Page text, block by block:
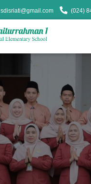
sdisriati@gmail.com (024)